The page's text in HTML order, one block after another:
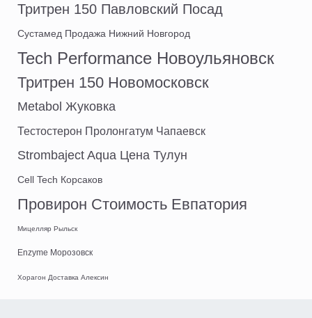
Тритрен 150 Павловский Посад
Сустамед Продажа Нижний Новгород
Tech Performance Новоульяновск
Тритрен 150 Новомосковск
Metabol Жуковка
Тестостерон Пролонгатум Чапаевск
Strombaject Aqua Цена Тулун
Cell Tech Корсаков
Провирон Стоимость Евпатория
Мицелляр Рыльск
Enzyme Морозовск
Хорагон Доставка Алексин